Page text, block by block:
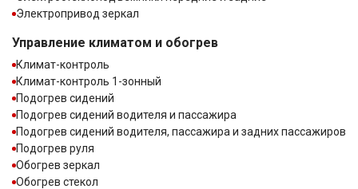
Электропривод зеркал
Управление климатом и обогрев
Климат-контроль
Климат-контроль 1-зонный
Подогрев сидений
Подогрев сидений водителя и пассажира
Подогрев сидений водителя, пассажира и задних пассажиров
Подогрев руля
Обогрев зеркал
Обогрев стекол